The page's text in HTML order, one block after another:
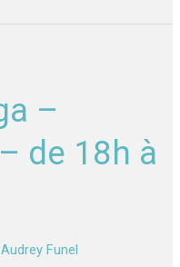
–
de 18h à
Audrey Funel